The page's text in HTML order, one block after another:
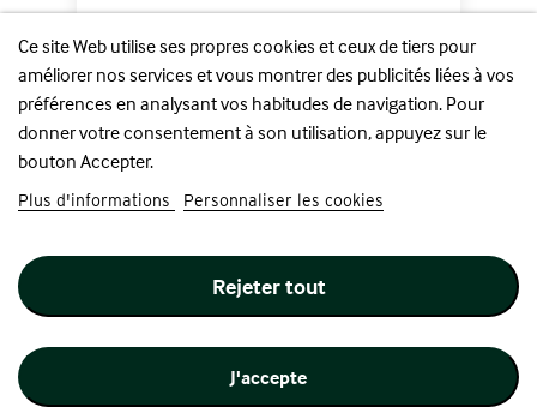
Venssu : Deck Box 100...
Nouveauté
Ce site Web utilise ses propres cookies et ceux de tiers pour
améliorer nos services et vous montrer des publicités liées à vos
préférences en analysant vos habitudes de navigation. Pour
donner votre consentement à son utilisation, appuyez sur le
bouton Accepter.
Plus d'informations Personnaliser les cookies
Rejeter tout
J'accepte